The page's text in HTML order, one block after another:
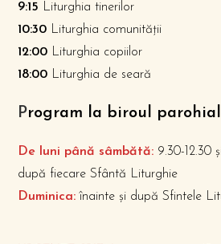
9:15 Liturghia tinerilor
10:30 Liturghia comunității
12:00 Liturghia copiilor
18:00 Liturghia de seară
Program la biroul parohial
De luni până sâmbătă: 9.30-12.30
după fiecare Sfântă Liturghie
Duminica: înainte și după Sfintele